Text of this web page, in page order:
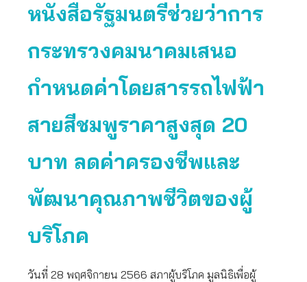
หนังสือรัฐมนตรีช่วยว่าการ
กระทรวงคมนาคมเสนอ
กำหนดค่าโดยสารรถไฟฟ้า
สายสีชมพูราคาสูงสุด 20
บาท ลดค่าครองชีพและ
พัฒนาคุณภาพชีวิตของผู้
บริโภค
วันที่ 28 พฤศจิกายน 2566 สภาผู้บริโภค มูลนิธิเพื่อผู้